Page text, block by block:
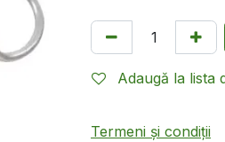
Adaugă la lista
Termeni și condiții